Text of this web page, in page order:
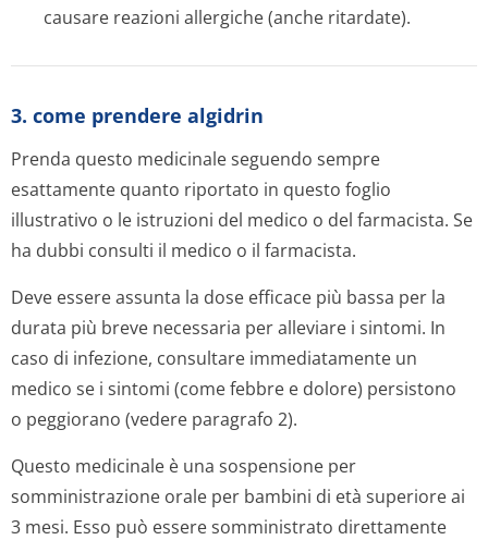
causare reazioni allergiche (anche ritardate).
3. come prendere algidrin
Prenda questo medicinale seguendo sempre
esattamente quanto riportato in questo foglio
illustrativo o le istruzioni del medico o del farmacista. Se
ha dubbi consulti il medico o il farmacista.
Deve essere assunta la dose efficace più bassa per la
durata più breve necessaria per alleviare i sintomi. In
caso di infezione, consultare immediatamente un
medico se i sintomi (come febbre e dolore) persistono
o peggiorano (vedere paragrafo 2).
Questo medicinale è una sospensione per
somministrazione orale per bambini di età superiore ai
3 mesi. Esso può essere somministrato direttamente